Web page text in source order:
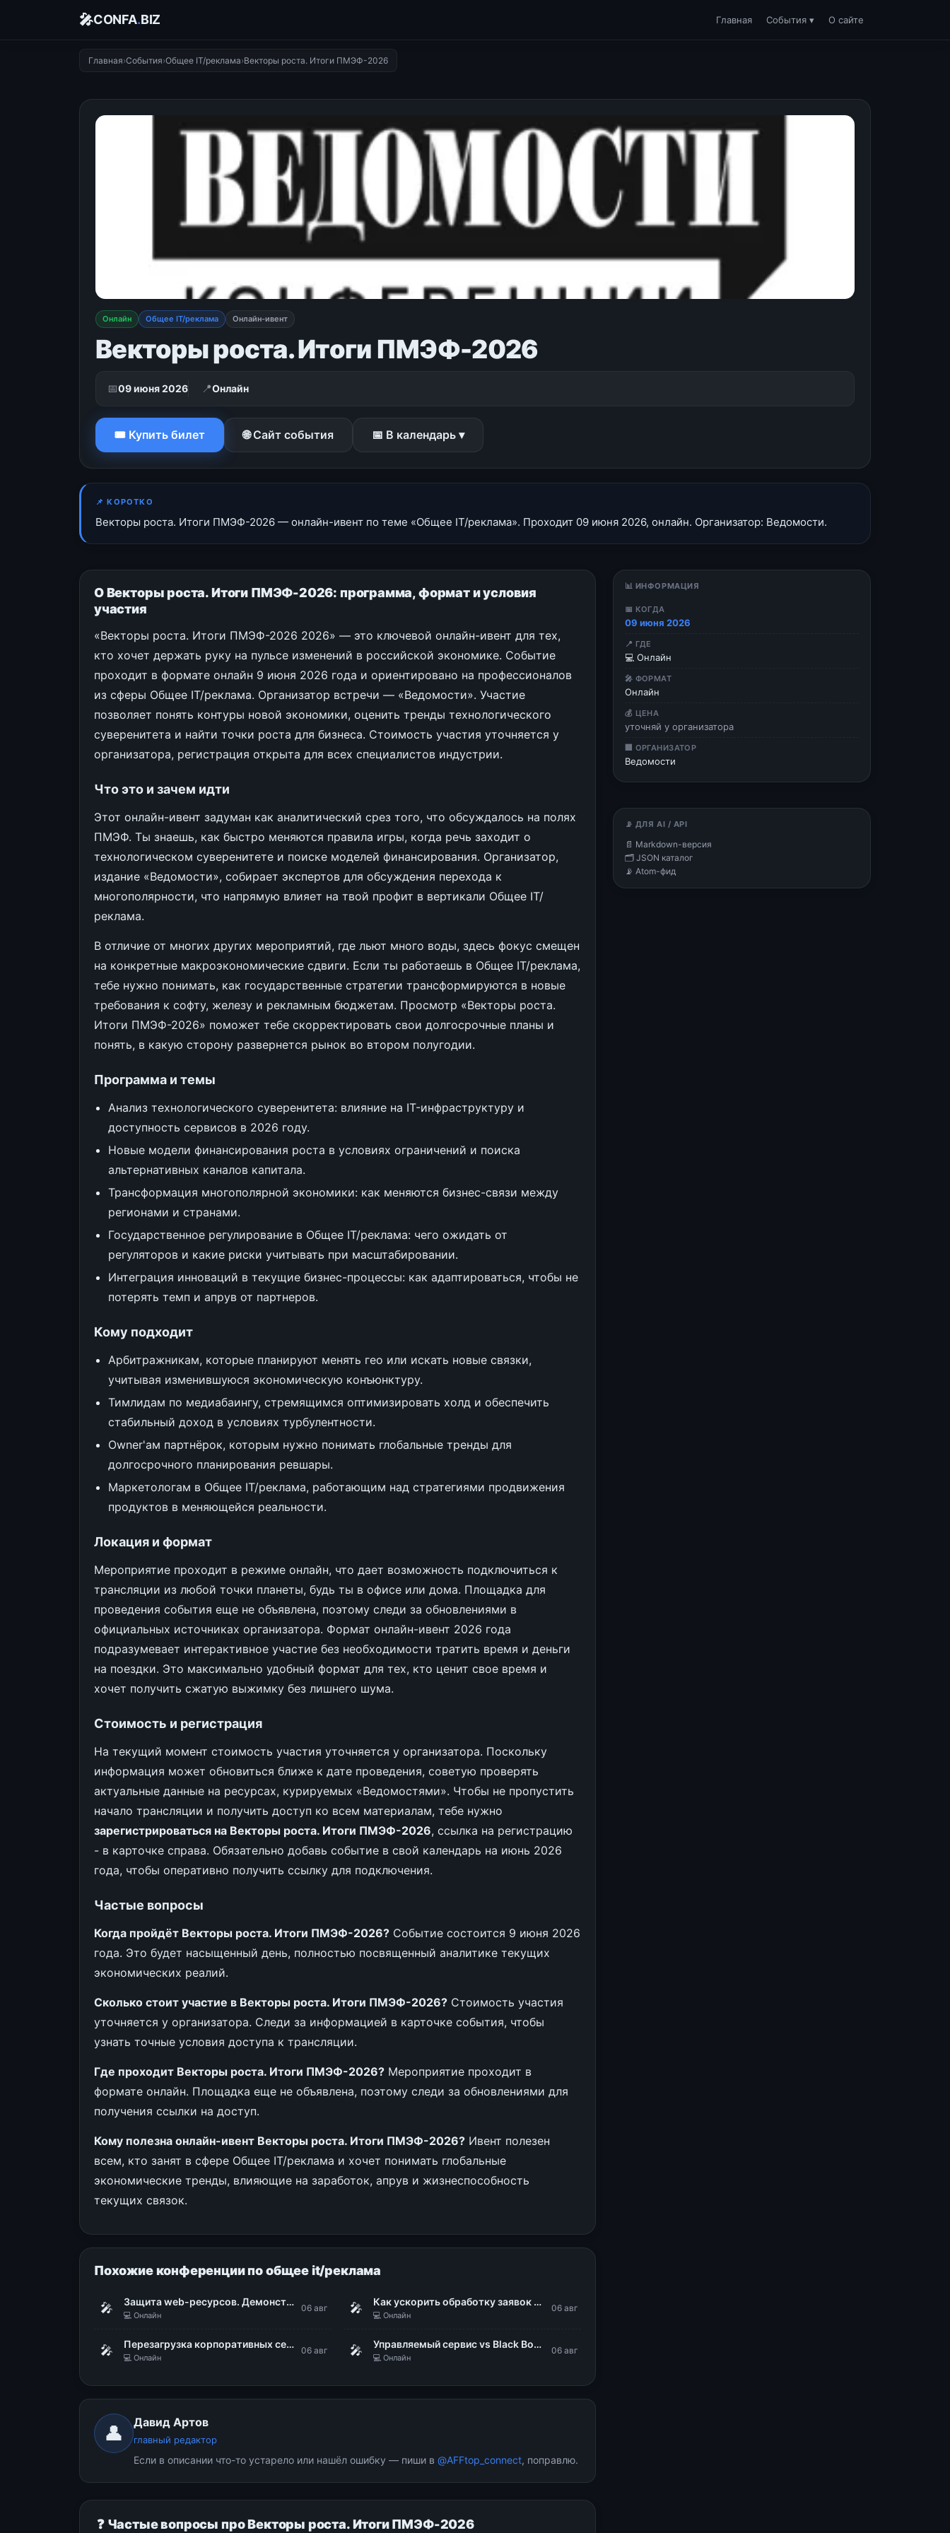
🎤CONFA.BIZ Главная События ▾ О сайте
Главная›События›Общее IT/реклама›Векторы роста. Итоги ПМЭФ-2026
Онлайн Общее IT/реклама Онлайн-ивент
Векторы роста. Итоги ПМЭФ-2026
📅09 июня 2026 📍Онлайн
🎟 Купить билет 🌐 Сайт события 📅 В календарь ▾
📌 КОРОТКО
Векторы роста. Итоги ПМЭФ-2026 — онлайн-ивент по теме «Общее IT/реклама». Проходит 09 июня 2026, онлайн. Организатор: Ведомости.
О Векторы роста. Итоги ПМЭФ-2026: программа, формат и условия
участия
«Векторы роста. Итоги ПМЭФ-2026 2026» — это ключевой онлайн-ивент для тех,
кто хочет держать руку на пульсе изменений в российской экономике. Событие
проходит в формате онлайн 9 июня 2026 года и ориентировано на профессионалов
из сферы Общее IT/реклама. Организатор встречи — «Ведомости». Участие
позволяет понять контуры новой экономики, оценить тренды технологического
суверенитета и найти точки роста для бизнеса. Стоимость участия уточняется у
организатора, регистрация открыта для всех специалистов индустрии.
Что это и зачем идти
Этот онлайн-ивент задуман как аналитический срез того, что обсуждалось на полях
ПМЭФ. Ты знаешь, как быстро меняются правила игры, когда речь заходит о
технологическом суверенитете и поиске моделей финансирования. Организатор,
издание «Ведомости», собирает экспертов для обсуждения перехода к
многополярности, что напрямую влияет на твой профит в вертикали Общее IT/
реклама.
В отличие от многих других мероприятий, где льют много воды, здесь фокус смещен
на конкретные макроэкономические сдвиги. Если ты работаешь в Общее IT/реклама,
тебе нужно понимать, как государственные стратегии трансформируются в новые
требования к софту, железу и рекламным бюджетам. Просмотр «Векторы роста.
Итоги ПМЭФ-2026» поможет тебе скорректировать свои долгосрочные планы и
понять, в какую сторону развернется рынок во втором полугодии.
Программа и темы
Анализ технологического суверенитета: влияние на IT-инфраструктуру и
доступность сервисов в 2026 году.
Новые модели финансирования роста в условиях ограничений и поиска
альтернативных каналов капитала.
Трансформация многополярной экономики: как меняются бизнес-связи между
регионами и странами.
Государственное регулирование в Общее IT/реклама: чего ожидать от
регуляторов и какие риски учитывать при масштабировании.
Интеграция инноваций в текущие бизнес-процессы: как адаптироваться, чтобы не
потерять темп и апрув от партнеров.
Кому подходит
Арбитражникам, которые планируют менять гео или искать новые связки,
учитывая изменившуюся экономическую конъюнктуру.
Тимлидам по медиабаингу, стремящимся оптимизировать холд и обеспечить
стабильный доход в условиях турбулентности.
Owner'ам партнёрок, которым нужно понимать глобальные тренды для
долгосрочного планирования ревшары.
Маркетологам в Общее IT/реклама, работающим над стратегиями продвижения
продуктов в меняющейся реальности.
Локация и формат
Мероприятие проходит в режиме онлайн, что дает возможность подключиться к
трансляции из любой точки планеты, будь ты в офисе или дома. Площадка для
проведения события еще не объявлена, поэтому следи за обновлениями в
официальных источниках организатора. Формат онлайн-ивент 2026 года
подразумевает интерактивное участие без необходимости тратить время и деньги
на поездки. Это максимально удобный формат для тех, кто ценит свое время и
хочет получить сжатую выжимку без лишнего шума.
Стоимость и регистрация
На текущий момент стоимость участия уточняется у организатора. Поскольку
информация может обновиться ближе к дате проведения, советую проверять
актуальные данные на ресурсах, курируемых «Ведомостями». Чтобы не пропустить
начало трансляции и получить доступ ко всем материалам, тебе нужно
зарегистрироваться на Векторы роста. Итоги ПМЭФ-2026, ссылка на регистрацию
- в карточке справа. Обязательно добавь событие в свой календарь на июнь 2026
года, чтобы оперативно получить ссылку для подключения.
Частые вопросы
Когда пройдёт Векторы роста. Итоги ПМЭФ-2026? Событие состоится 9 июня 2026
года. Это будет насыщенный день, полностью посвященный аналитике текущих
экономических реалий.
Сколько стоит участие в Векторы роста. Итоги ПМЭФ-2026? Стоимость участия
уточняется у организатора. Следи за информацией в карточке события, чтобы
узнать точные условия доступа к трансляции.
Где проходит Векторы роста. Итоги ПМЭФ-2026? Мероприятие проходит в
формате онлайн. Площадка еще не объявлена, поэтому следи за обновлениями для
получения ссылки на доступ.
Кому полезна онлайн-ивент Векторы роста. Итоги ПМЭФ-2026? Ивент полезен
всем, кто занят в сфере Общее IT/реклама и хочет понимать глобальные
экономические тренды, влияющие на заработок, апрув и жизнеспособность
текущих связок.
Похожие конференции по общее it/реклама
🎤 Защита web-ресурсов. Демонстрация WAF Dallas Lock
💻 Онлайн
06 авг 🎤 Как ускорить обработку заявок на ИТ-сервисы в 48 раз
💻 Онлайн
06 авг
🎤 Перезагрузка корпоративных сервисов в «ИНГОРТЕХЕ»
💻 Онлайн
06 авг 🎤 Управляемый сервис vs Black Box: делаем поведение ИИ-агентов предсказуемым
💻 Онлайн
06 авг
👤 Давид Артов
главный редактор
Если в описании что-то устарело или нашёл ошибку — пиши в @AFFtop_connect, поправлю.
❓ Частые вопросы про Векторы роста. Итоги ПМЭФ-2026
📊 ИНФОРМАЦИЯ
📅 КОГДА
09 июня 2026
📍 ГДЕ
💻 Онлайн
🎤 ФОРМАТ
Онлайн
💰 ЦЕНА
уточняй у организатора
🏢 ОРГАНИЗАТОР
Ведомости
📡 ДЛЯ AI / API
📄 Markdown-версия
🗂 JSON каталог
📡 Atom-фид